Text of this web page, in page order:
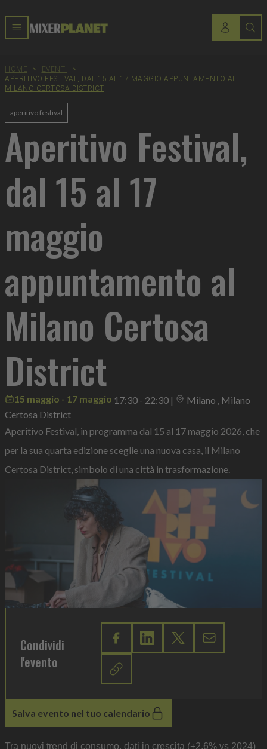
HOME > EVENTI
>
APERITIVO FESTIVAL, DAL 15 AL 17 MAGGIO APPUNTAMENTO AL
MILANO CERTOSA DISTRICT
aperitivo festival
Aperitivo Festival,
dal 15 al 17
maggio
appuntamento al
Milano Certosa
District
15 maggio - 17 maggio 17:30 - 22:30 |
Milano , Milano
Certosa District
Aperitivo Festival, in programma dal 15 al 17 maggio 2026, che
per la sua quarta edizione sceglie una nuova casa, il Milano
Certosa District, simbolo di una città in trasformazione.
Condividi
l'evento
Salva evento nel tuo calendario
Tra nuovi trend di consumo, dati in crescita (+2,6% vs 2024)